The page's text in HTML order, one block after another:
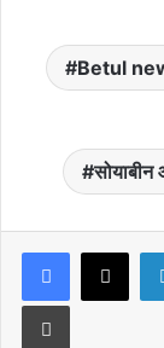
Betul
सोयाबीन